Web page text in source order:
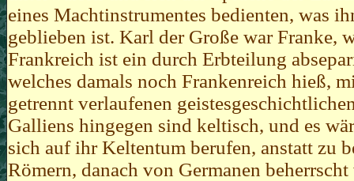
eines Machtinstrumentes bedienten, was
geblieben ist. Karl der Große war Franke,
Frankreich ist ein durch Erbteilung
welches damals noch Frankenreich hieß,
getrennt verlaufenen
Galliens hingegen sind keltisch, und es
sich auf ihr Keltentum berufen, anstatt zu
Römern, danach von Germanen